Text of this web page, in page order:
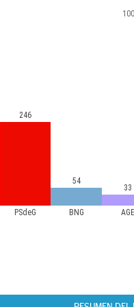
100
PSdeG BNG AGE
246
54
33